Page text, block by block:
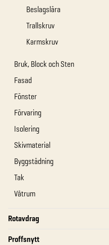
Beslagslära
Trallskruv
Karmskruv
Bruk, Block och Sten
Fasad
Fönster
Förvaring
Isolering
Skivmaterial
Byggstädning
Tak
Våtrum
Rotavdrag
Proffsnytt